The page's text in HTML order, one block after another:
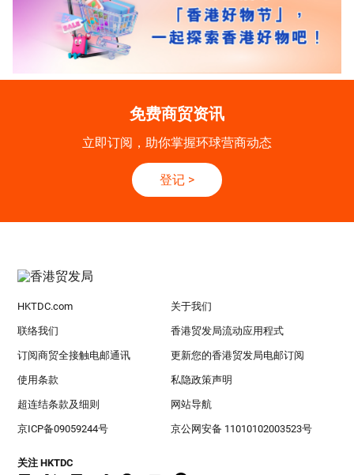
免费商贸资讯
立即订阅，助你掌握环球营商动态
登记 >
HKTDC.com 关于我们
联络我们 香港贸发局流动应用程式
订阅商贸全接触电邮通讯 更新您的香港贸发局电邮订阅
使用条款 私隐政策声明
超连结条款及细则 网站导航
京ICP备09059244号 京公网安备 11010102003523号
关注 HKTDC